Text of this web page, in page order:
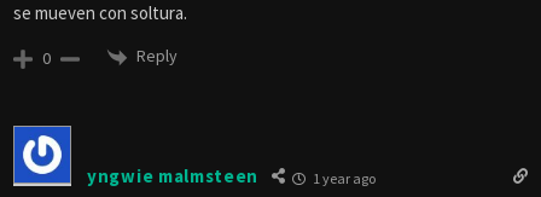
se mueven con soltura.
0 Reply
yngwie malmsteen 1 year ago